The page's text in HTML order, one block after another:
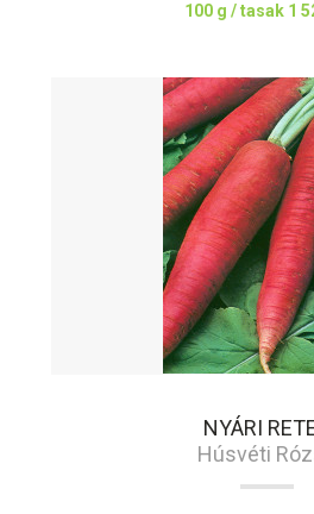
100 g / tasak 1
NYÁRI
Húsvéti